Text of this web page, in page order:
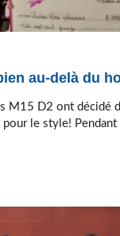
au-delà du
M15 D2 ont décidé
le style! Pendant